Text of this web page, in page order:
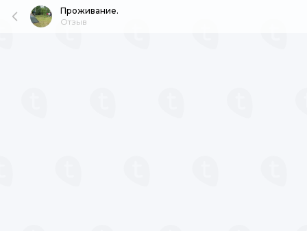
Проживание.
Отзыв